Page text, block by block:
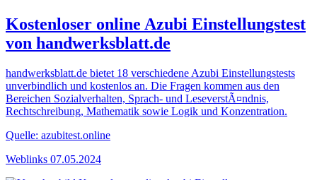
Kostenloser online Azubi Einstellungstest
von handwerksblatt.de
handwerksblatt.de bietet 18 verschiedene Azubi Einstellungstests
unverbindlich und kostenlos an. Die Fragen kommen aus den
Bereichen Sozialverhalten, Sprach- und LeseverstÃ¤ndnis,
Rechtschreibung, Mathematik sowie Logik und Konzentration.
Quelle: azubitest.online
Weblinks 07.05.2024